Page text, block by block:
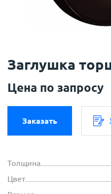
Заглушка
Цена по запросу
Заказать
Толщина
Цвет